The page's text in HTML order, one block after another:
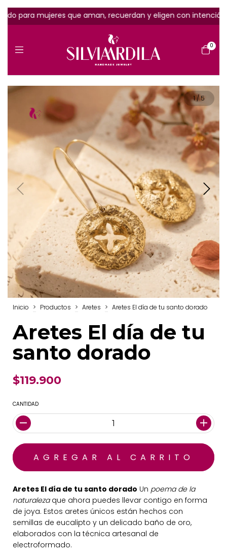
para mujeres que aman, recuerdan y eligen con intención ✨
0
1/5
Inicio > Productos > Aretes > Aretes El día de tu santo dorado
Aretes El día de tu
santo dorado
$119.900
CANTIDAD
Aretes El día de tu santo dorado Un poema de la
naturalezaque ahora puedes llevar contigo en forma
de joya. Estos aretes únicos están hechos con
semillas de eucalipto y un delicado baño de oro,
elaborados con la técnica artesanal de
electroformado.